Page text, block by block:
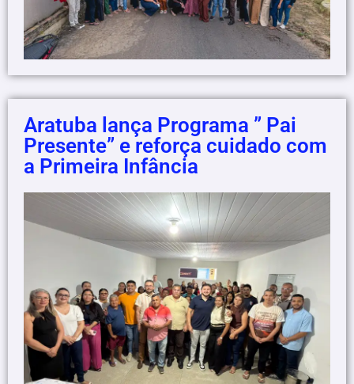
Aratuba lança Programa ” Pai
Presente” e reforça cuidado com
a Primeira Infância